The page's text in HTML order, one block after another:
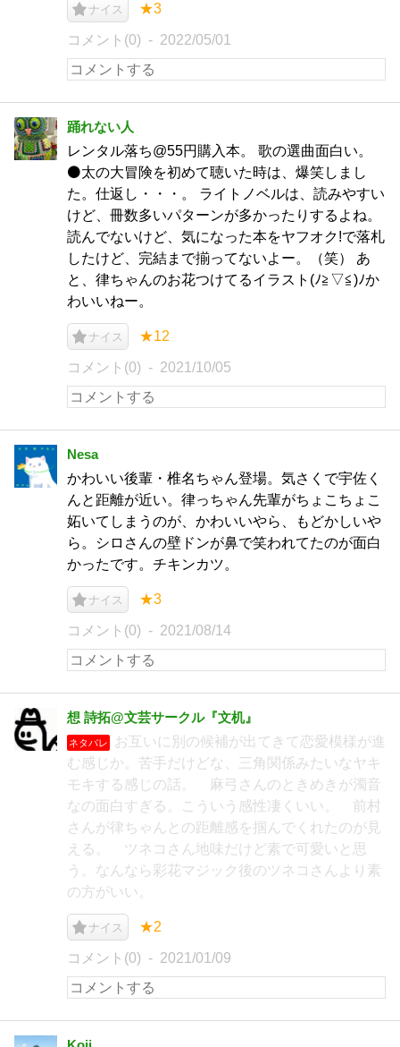
ナイス ★3
コメント(0) 2022/05/01
踊れない人
レンタル落ち@55円購入本。 歌の選曲面白い。
⚫️太の大冒険を初めて聴いた時は、爆笑しまし
た。仕返し・・・。 ライトノベルは、読みやすい
けど、冊数多いパターンが多かったりするよね。
読んでないけど、気になった本をヤフオク!で落札
したけど、完結まで揃ってないよー。（笑） あ
と、律ちゃんのお花つけてるイラスト(ﾉ≧▽≦)ﾉか
わいいねー。
ナイス ★12
コメント(0) 2021/10/05
Nesa
かわいい後輩・椎名ちゃん登場。気さくで宇佐く
んと距離が近い。律っちゃん先輩がちょこちょこ
妬いてしまうのが、かわいいやら、もどかしいや
ら。シロさんの壁ドンが鼻で笑われてたのが面白
かったです。チキンカツ。
ナイス ★3
コメント(0) 2021/08/14
想 詩拓@文芸サークル『文机』
ネタバレ
お互いに別の候補が出てきて恋愛模様が進
む感じか。苦手だけどな、三角関係みたいなヤキ
モキする感じの話。 麻弓さんのときめきが濁音
なの面白すぎる。こういう感性凄くいい。 前村
さんが律ちゃんとの距離感を掴んでくれたのが見
える。 ツネコさん地味だけど素で可愛いと思
う。なんなら彩花マジック後のツネコさんより素
の方がいい。
ナイス ★2
コメント(0) 2021/01/09